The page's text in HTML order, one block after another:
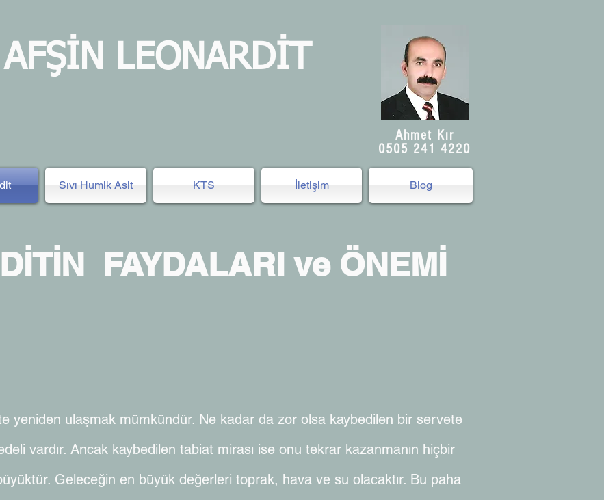
AFŞİN LEONARDİT
Ahmet Kır
0505 241 4220
Sıvı Humik Asit KTS İletişim Blog
FAYDALARI ve ÖNEMİ
yeniden ulaşmak mümkündür. Ne kadar da zor olsa kaybedilen bir servete
vardır. Ancak kaybedilen tabiat mirası ise onu tekrar kazanmanın hiçbir
Geleceğin en büyük değerleri toprak, hava ve su olacaktır. Bu paha